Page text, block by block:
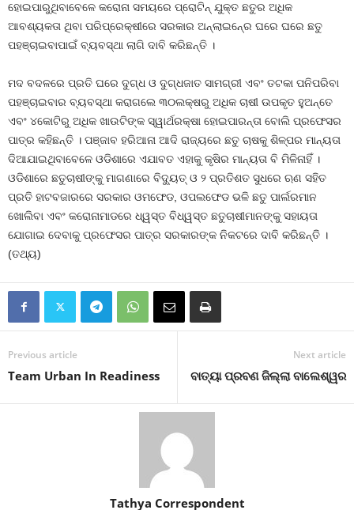
ହୋଇପାରୁଥିବାବେଳେ କରୋନା ସମୟରେ ପ୍ରୋଟିନ୍‍ ଯୁକ୍ତ ଛତୁର ଅଧିକ
ଆବଶ୍ୟକତା ଥିବା ପରିପ୍ରେକ୍ଷୀରେ ସରକାର ଅନ୍‍ଲାଇନ୍‍ରେ ଘରେ ଘରେ ଛତୁ
ପହଞ୍ଚାଇବାପାଇଁ ବ୍ୟବସ୍ଥା ଲାଗି ଦାବି କରିଛନ୍ତି ।
ମଦ ବଦଳରେ ପ୍ରତି ଘରେ ଦୁଗ୍ଧ ଓ ଦୁଗ୍ଧଜାତ ସାମଗ୍ରୀ ଏବଂ ତଟକା ପନିପରିବା
ପହଞ୍ଚାଇବାର ବ୍ୟବସ୍ଥା କରାଗଲେ ୩୦ଲକ୍ଷରୁ ଅଧିକ ଚାଷୀ ଉପକୃତ ହୁଅନ୍ତେ
ଏବଂ ୪କୋଟିରୁ ଅଧିକ ଖାଉଟିଙ୍କ ସ୍ୱାର୍ଥରକ୍ଷା ହୋଇପାରନ୍ତା ବୋଲି ପ୍ରଫେସର
ପାତ୍ର କହିଛନ୍ତି । ପଞ୍ଜାବ ହରିଆନା ଆଦି ରାଜ୍ୟରେ ଛତୁ ଚାଷକୁ ଶିଳ୍ପର ମାନ୍ୟତା
ଦିଆଯାଇଥିବାବେଳେ ଓଡିଶାରେ ଏଯାବତ ଏହାକୁ କୃଷିର ମାନ୍ୟତା ବି ମିଳିନାହିଁ ।
ଓଡିଶାରେ ଛତୁଚାଷୀଙ୍କୁ ମାଗଣାରେ ବିଦ୍ୟୁତ୍‍ ଓ ୨ ପ୍ରତିଶତ ସୁଧରେ ଋଣ ସହିତ
ପ୍ରତି ହାଟବଜାରରେ ସରକାର ଓମଫେଡ, ଓପଲଫେଡ ଭଳି ଛତୁ ପାର୍ଲରମାନ
ଖୋଲିବା ଏବଂ କରୋନାମାଡରେ ଧ୍ୱସ୍ତ ବିଧ୍ୱସ୍ତ ଛତୁଚାଷୀମାନଙ୍କୁ ସହାୟତା
ଯୋଗାଇ ଦେବାକୁ ପ୍ରଫେସର ପାତ୍ର ସରକାରଙ୍କ ନିକଟରେ ଦାବି କରିଛନ୍ତି ।
(ତଥ୍ୟ)
Previous article
Team Urban In Readiness
Next article
ବାତ୍ୟା ପ୍ରବଣ ଜିଲ୍ଲା ବାଲେଶ୍ୱର
Tathya Correspondent